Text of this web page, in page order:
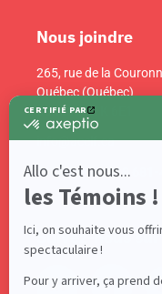
Suivez-nous sur
Nous joindre
265, rue de la
Québec (Québec)
Canada G1K 6E1
info@acelf.ca
Téléphone : 418 681-